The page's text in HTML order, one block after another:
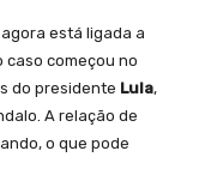
está ligada a
caso começou no
do presidente Lula,
A relação de
o que pode